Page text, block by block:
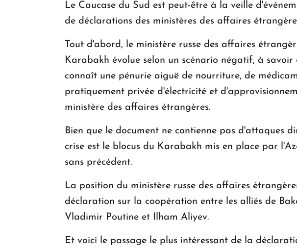
Le Caucase du Sud est peut-être à la veille
de déclarations des ministères des affaires
Tout d'abord, le ministère russe des affaires
Karabakh évolue selon un scénario négatif, à
connaît une pénurie aiguë de nourriture, de
pratiquement privée d'électricité et
ministère des affaires étrangères.
Bien que le document ne contienne pas d'attaques
crise est le blocus du Karabakh mis en place par
sans précédent.
La position du ministère russe des affaires
déclaration sur la coopération entre les alliés de
Vladimir Poutine et Ilham Aliyev.
Et voici le passage le plus intéressant de la